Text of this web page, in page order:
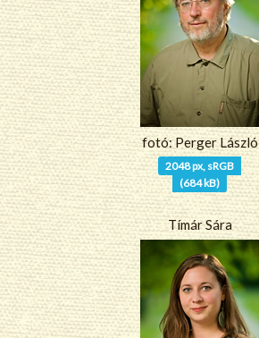
fotó: Perger László
2048 px, sRGB
(684 kB)
Tímár Sára